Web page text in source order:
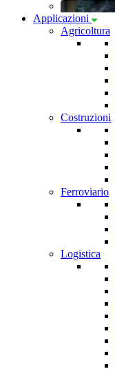
Applicazioni
Agricoltura
Costruzioni
Ferroviario
Logistica